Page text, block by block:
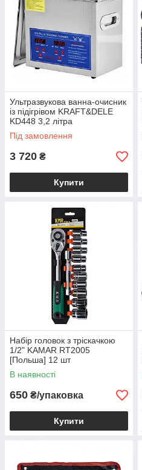
Ультразвукова ванна-очисник
із підігрівом KRAFT&DELE
KD448 3,2 літра
Під замовлення
3 720 ₴
Купити
Набір головок з тріскачкою
1/2" KAMAR RT2005
[Польша] 12 шт
В наявності
650 ₴/упаковка
Купити